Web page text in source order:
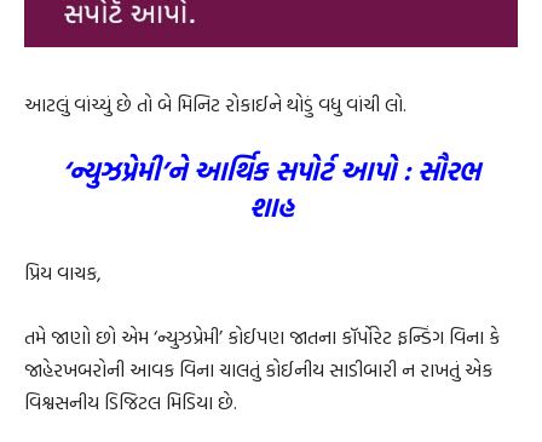
આટલું વાંચ્યું છે તો બે મિનિટ રોકાઈને થોડું વધુ વાંચી લો.
‘ન્યુઝપ્રેમી’ને આર્થિક સપોર્ટ આપો : સૌરભ
શાહ
પ્રિય વાચક,
તમે જાણો છો એમ ‘ન્યુઝપ્રેમી’ કોઈપણ જાતના કૉર્પોરેટ ફન્ડિંગ વિના કે
જાહેરખબરોની આવક વિના ચાલતું કોઈનીય સાડીબારી ન રાખતું એક
વિશ્વસનીય ડિજિટલ મિડિયા છે.